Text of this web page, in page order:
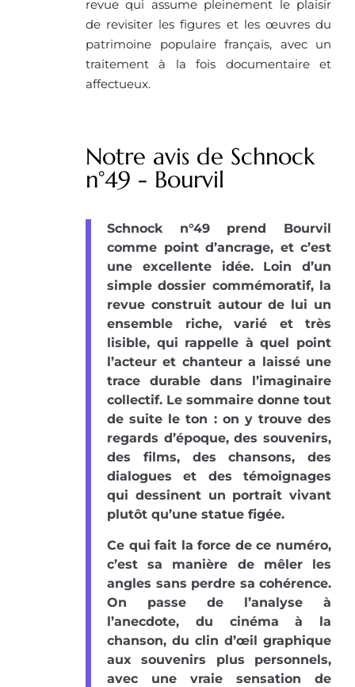
revue qui assume pleinement le plaisir
de revisiter les figures et les œuvres du
patrimoine populaire français, avec un
traitement à la fois documentaire et
affectueux.
Notre avis de Schnock
n°49 - Bourvil
Schnock n°49 prend Bourvil
comme point d’ancrage, et c’est
une excellente idée. Loin d’un
simple dossier commémoratif, la
revue construit autour de lui un
ensemble riche, varié et très
lisible, qui rappelle à quel point
l’acteur et chanteur a laissé une
trace durable dans l’imaginaire
collectif. Le sommaire donne tout
de suite le ton : on y trouve des
regards d’époque, des souvenirs,
des films, des chansons, des
dialogues et des témoignages
qui dessinent un portrait vivant
plutôt qu’une statue figée.
Ce qui fait la force de ce numéro,
c’est sa manière de mêler les
angles sans perdre sa cohérence.
On passe de l’analyse à
l’anecdote, du cinéma à la
chanson, du clin d’œil graphique
aux souvenirs plus personnels,
avec une vraie sensation de